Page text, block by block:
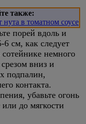
также:
нута в томатном соусе
порей вдоль и
6 см, как следует
немного
вниз и
подпалин,
контакта.
убавьте огонь
до мягкости